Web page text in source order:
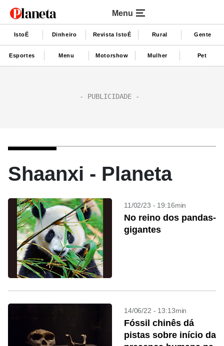
Menu
IstoÉ Dinheiro Revista IstoÉ Rural Gente
Esportes Menu Motorshow Mulher Pet
Shaanxi - Planeta
11/02/23 - 19:16min
No reino dos pandas-
gigantes
14/06/22 - 13:13min
Fóssil chinês dá
pistas sobre início da